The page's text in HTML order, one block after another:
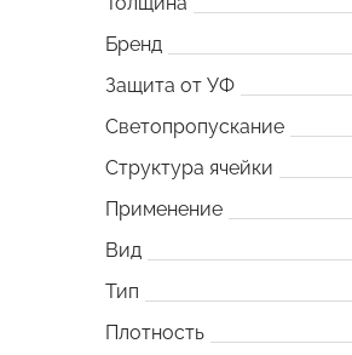
Бренд
Защита от УФ
Светопропускание
Структура ячейки
Применение
Вид
Тип
Плотность